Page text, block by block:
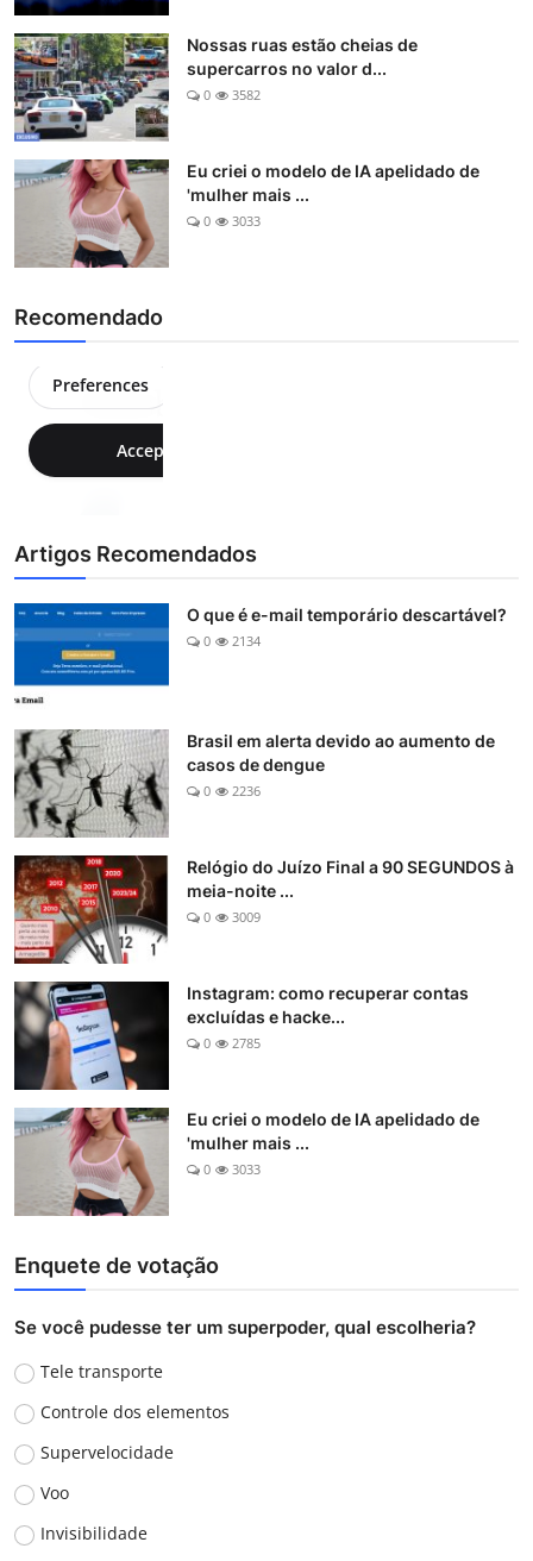
Nossas ruas estão cheias de
supercarros no valor d...
0 3582
Eu criei o modelo de IA apelidado de
'mulher mais ...
0 3033
Recomendado
Artigos Recomendados
O que é e-mail temporário descartável?
0 2134
Brasil em alerta devido ao aumento de
casos de dengue
0 2236
Relógio do Juízo Final a 90 SEGUNDOS à
meia-noite ...
0 3009
Instagram: como recuperar contas
excluídas e hacke...
0 2785
Eu criei o modelo de IA apelidado de
'mulher mais ...
0 3033
Enquete de votação
Se você pudesse ter um superpoder, qual escolheria?
Tele transporte
Controle dos elementos
Supervelocidade
Voo
Invisibilidade